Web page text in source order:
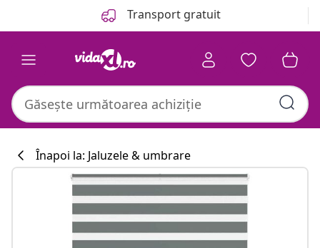
Transport gratuit
Înapoi la: Jaluzele & umbrare